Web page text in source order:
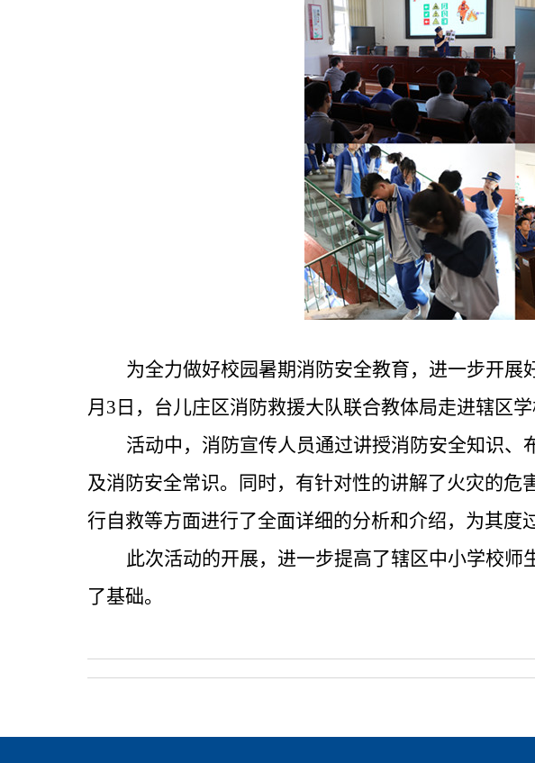
为全力做好校园暑期消防安全教育，进一步开展
月3日 ，台儿庄区消防救援大队联合教体局走进辖区
活动中，消防宣传人员通过讲授消防安全知识
及消防安全常识。
同时，有针对性的讲解了火灾的危
行自救等方面进行了全面详细的分析和介绍，为其度
此次活动的开展，进一步提高了辖区中小学校
了基础。